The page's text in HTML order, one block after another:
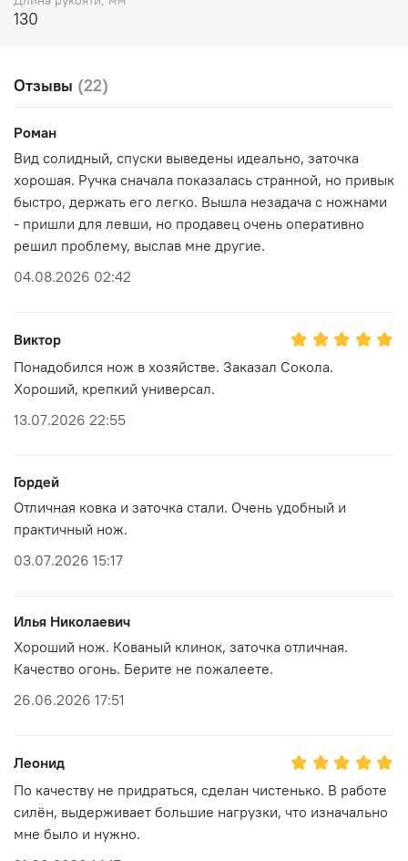
130
Отзывы (22)
Роман
Вид солидный, спуски выведены идеально, заточка
хорошая. Ручка сначала показалась странной, но привык
быстро, держать его легко. Вышла незадача с ножнами
- пришли для левши, но продавец очень оперативно
решил проблему, выслав мне другие.
04.08.2026 02:42
Виктор
Понадобился нож в хозяйстве. Заказал Сокола.
Хороший, крепкий универсал.
13.07.2026 22:55
Гордей
Отличная ковка и заточка стали. Очень удобный и
практичный нож.
03.07.2026 15:17
Илья Николаевич
Хороший нож. Кованый клинок, заточка отличная.
Качество огонь. Берите не пожалеете.
26.06.2026 17:51
Леонид
По качеству не придраться, сделан чистенько. В работе
силён, выдерживает большие нагрузки, что изначально
мне было и нужно.